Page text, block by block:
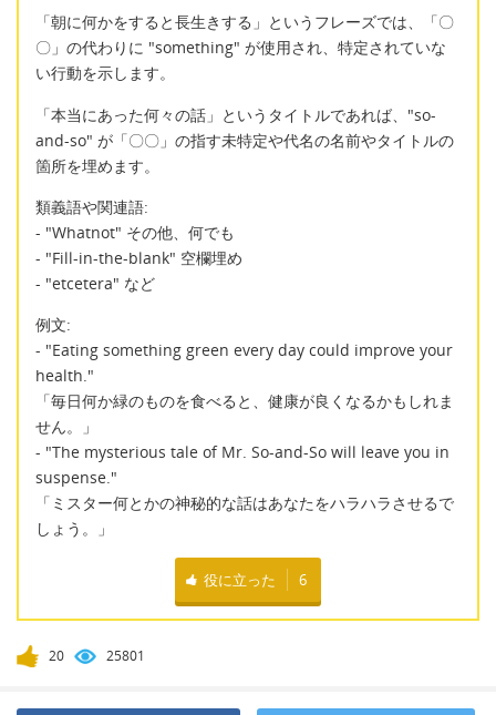
「朝に何かをすると長生きする」というフレーズでは、「〇
〇」の代わりに "something" が使用され、特定されていな
い行動を示します。
「本当にあった何々の話」というタイトルであれば、"so-
and-so" が「〇〇」の指す未特定や代名の名前やタイトルの
箇所を埋めます。
類義語や関連語:
- "Whatnot" その他、何でも
- "Fill-in-the-blank" 空欄埋め
- "etcetera" など
例文:
- "Eating something green every day could improve your
health."
「毎日何か緑のものを食べると、健康が良くなるかもしれま
せん。」
- "The mysterious tale of Mr. So-and-So will leave you in
suspense."
「ミスター何とかの神秘的な話はあなたをハラハラさせるで
しょう。」
役に立った 6
20 25801